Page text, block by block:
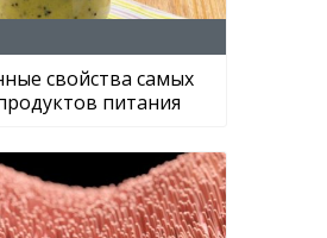
свойства самых
питания